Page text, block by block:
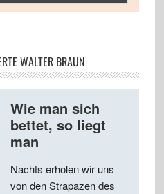
WALTER BRAUN
Wie man sich
bettet, so liegt
man
Nachts erholen wir uns
von den Strapazen des